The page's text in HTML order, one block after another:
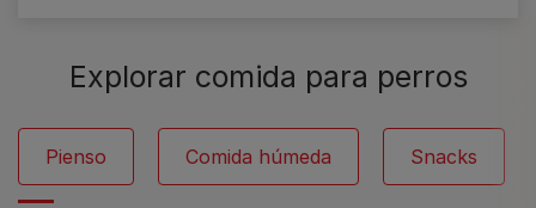
Explorar comida para perros
Pienso Comida húmeda Snacks